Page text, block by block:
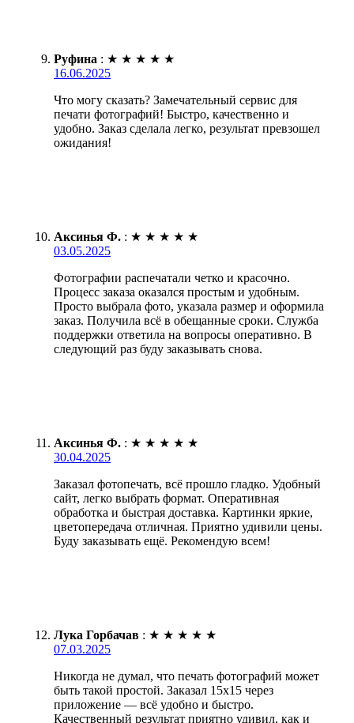
Руфина : ★ ★ ★ ★ ★
16.06.2025
Что могу сказать? Замечательный сервис для
печати фотографий! Быстро, качественно и
удобно. Заказ сделала легко, результат превзошел
ожидания!
Аксинья Ф. : ★ ★ ★ ★ ★
03.05.2025
Фотографии распечатали четко и красочно.
Процесс заказа оказался простым и удобным.
Просто выбрала фото, указала размер и оформила
заказ. Получила всё в обещанные сроки. Служба
поддержки ответила на вопросы оперативно. В
следующий раз буду заказывать снова.
Аксинья Ф. : ★ ★ ★ ★ ★
30.04.2025
Заказал фотопечать, всё прошло гладко. Удобный
сайт, легко выбрать формат. Оперативная
обработка и быстрая доставка. Картинки яркие,
цветопередача отличная. Приятно удивили цены.
Буду заказывать ещё. Рекомендую всем!
Лука Горбачав : ★ ★ ★ ★ ★
07.03.2025
Никогда не думал, что печать фотографий может
быть такой простой. Заказал 15х15 через
приложение — всё удобно и быстро.
Качественный результат приятно удивил, как и